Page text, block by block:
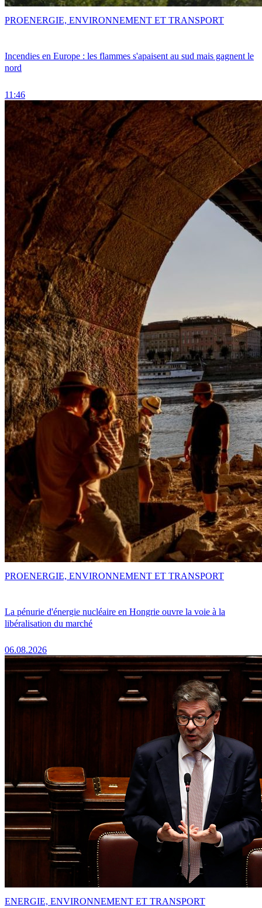
Incendies en Europe : les flammes s'apaisent au sud mais gagnent le
nord
11:46
PROENERGIE, ENVIRONNEMENT ET TRANSPORT
La pénurie d'énergie nucléaire en Hongrie ouvre la voie à la
libéralisation du marché
06.08.2026
PROENERGIE, ENVIRONNEMENT ET TRANSPORT
ENERGIE, ENVIRONNEMENT ET TRANSPORT